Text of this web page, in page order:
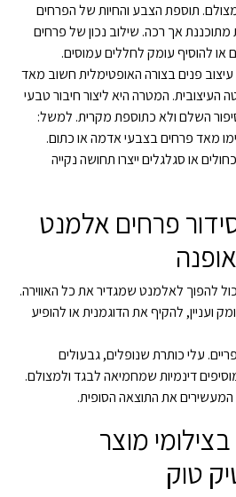
תוספת הצבע והחיות של הפרחים
אך רכה. שילוב נכון של פרחים
או להוסיף עומק לחללים עמוסים.
פנים בצורה האופטימלית חשוב מאד
המטרה היא ליצור חיבור טבעי
השלם ולא כתוספת מקרית. למשל:
מאד פרחים בצבעי אדמה או כתום.
או סגלגלים ייצרו תחושה נקייה
פרחים אלמנט
להפוך לאלמנט שמגדיר את כל האווירה.
ועניין, להקיף את הדוגמנית או להופיע
עלי כותרת שנופלים, גבעולים
דינמיות שמחמיאה לבגד ולמצולם.
את התוצאה הסופית.
מוצר
טוק